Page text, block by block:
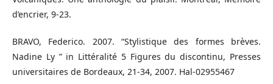
d’encrier, 9-23.
BRAVO, Federico. 2007. “Stylistique des formes brèves.
Nadine Ly ” in Littéralité 5 Figures du discontinu, Presses
universitaires de Bordeaux, 21-34, 2007. Hal-02955467